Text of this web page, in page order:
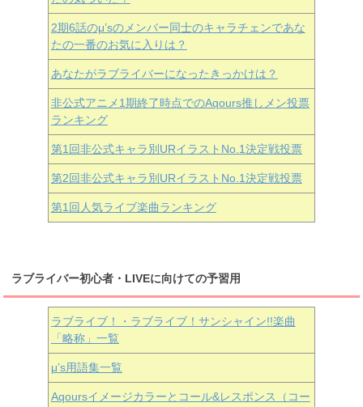
2期6話のμ’sのメンバー同士のキャラチェンであな
たの一番のお気に入りは？
あなたがラブライバーになったきっかけは？
非公式アニメ1期終了時点でのAqours推しメン投票
ランキング
第1回非公式キャラ別URイラストNo.1決定戦投票
第2回非公式キャラ別URイラストNo.1決定戦投票
第1回人気ライブ楽曲ランキング
ラブライバー初心者・LIVEに向けての予習用
ラブライブ！・ラブライブ！サンシャイン!!楽曲
「略称」一覧
μ’s用語集一覧
Aqoursイメージカラーとコール&レスポンス（コー